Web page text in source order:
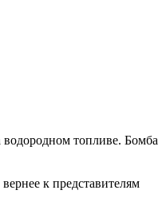
топливе. Бомба
к представителям